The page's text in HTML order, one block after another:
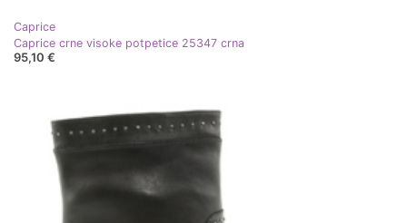
Caprice
Caprice crne visoke potpetice 25347 crna
95,10 €